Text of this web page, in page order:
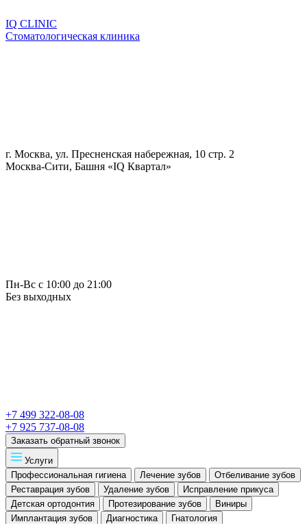
IQ CLINIC
Стоматологическая клиника
г. Москва, ул. Пресненская набережная, 10 стр. 2
Москва-Сити, Башня «IQ Квартал»
Пн-Вс с 10:00 до 21:00
Без выходных
+7 499 322-08-08
+7 925 737-08-08
Заказать обратный звонок
Услуги
Профессиональная гигиена
Лечение зубов
Отбеливание зубов
Реставрация зубов
Удаление зубов
Исправление прикуса
Детская ортодонтия
Протезирование зубов
Виниры
Имплантация зубов
Диагностика Гнатология